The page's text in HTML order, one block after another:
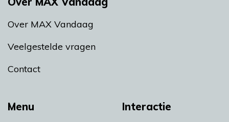
Menu Interactie
Over MAX Vandaag
Veelgestelde vragen
Contact